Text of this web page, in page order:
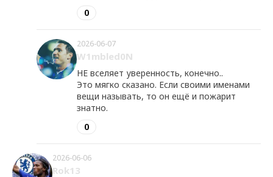
0
2026-06-07
W1mbled0N
НЕ вселяет уверенность, конечно..
Это мягко сказано. Если своими именами
вещи называть, то он ещё и пожарит
знатно.
0
2026-06-06
Rok13